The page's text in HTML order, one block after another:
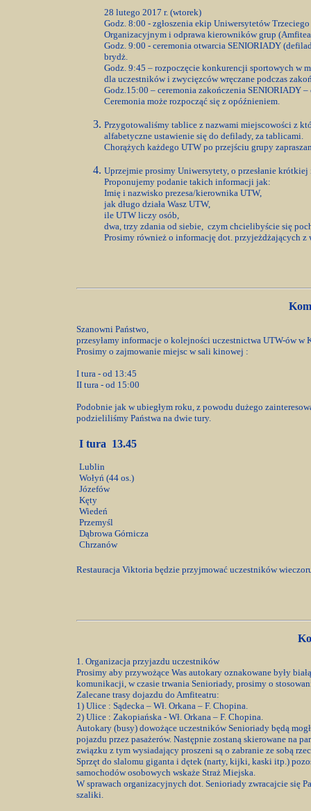
28 lutego 2017 r. (wtorek)
Godz. 8:00 - zgłoszenia ekip Uniwersytetów
Organizacyjnym i odprawa kierowników grup
Godz. 9:00 - ceremonia otwarcia SENIORIADY
brydż.
Godz. 9:45 – rozpoczęcie konkurencji sportowych w
dla uczestników i zwycięzców wręczane podczas
Godz.15:00 – ceremonia zakończenia SENIORIADY
Ceremonia może rozpocząć się z opóźnieniem.
Przygotowaliśmy tablice z nazwami miejscowości z
alfabetyczne ustawienie się do defilady, za tablicami.
Chorążych każdego UTW po przejściu grupy
Uprzejmie prosimy Uniwersytety, o przesłanie
Proponujemy podanie takich informacji jak:
Imię i nazwisko prezesa/kierownika UTW,
jak długo działa Wasz UTW,
ile UTW liczy osób,
dwa, trzy zdania od siebie, czym chcielibyście się
Prosimy również o informację dot. przyjeżdżających
Szanowni Państwo,
przesyłamy informacje o kolejności uczestnictwa UTW-ów w
Prosimy o zajmowanie miejsc w sali kinowej :
I tura - od 13:45
II tura - od 15:00
Podobnie jak w ubiegłym roku, z powodu dużego
podzieliliśmy Państwa na dwie tury.
I tura 13.45
Lublin
Wołyń (44 os.)
Józefów
Kęty
Wiedeń
Przemyśl
Dąbrowa Górnicza
Chrzanów
Restauracja Viktoria będzie przyjmować uczestników
1. Organizacja przyjazdu uczestników
Prosimy aby przywożące Was autokary oznakowane były
komunikacji, w czasie trwania Senioriady, prosimy o
Zalecane trasy dojazdu do Amfiteatru:
1) Ulice : Sądecka – Wł. Orkana – F. Chopina.
2) Ulice : Zakopiańska - Wł. Orkana – F. Chopina.
Autokary (busy) dowożące uczestników Senioriady będą
pojazdu przez pasażerów. Następnie zostaną skierowane na
związku z tym wysiadający proszeni są o zabranie ze sobą
Sprzęt do slalomu giganta i dętek (narty, kijki, kaski itp.)
samochodów osobowych wskaże Straż Miejska.
W sprawach organizacyjnych dot. Senioriady zwracajcie się
szaliki.